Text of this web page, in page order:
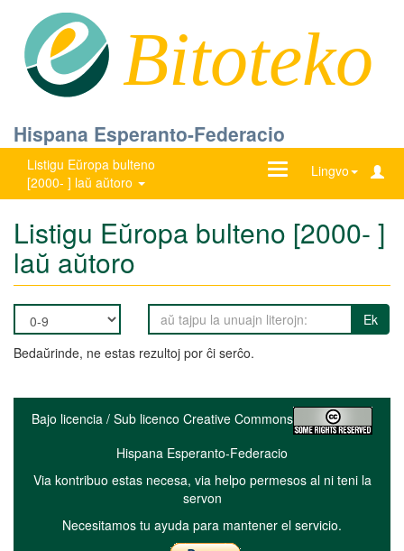
Bitoteko
Hispana Esperanto-Federacio
Listigu Eŭropa bulteno
[2000- ] laŭ aŭtoro
Lingvo
Ŝanĝu
Listigu Eŭropa bulteno [2000- ]
laŭ aŭtoro
Ek
Bedaŭrinde, ne estas rezultoj por ĉi serĉo.
Bajo licencia / Sub licenco Creative Commons
Hispana Esperanto-Federacio
Via kontribuo estas necesa, via helpo permesos al ni teni la
servon
Necesitamos tu ayuda para mantener el servicio.